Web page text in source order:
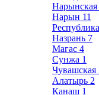
Нарынская
Нарын 11
Назрань 7
Магас 4
Сунжа 1
Чувашская
Алатырь 2
Канаш 1